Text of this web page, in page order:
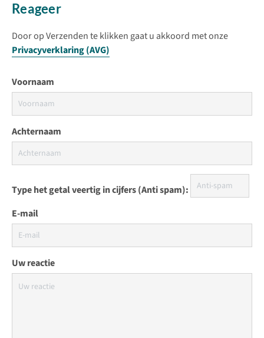
Reageer
Door op Verzenden te klikken gaat u akkoord met onze
Privacyverklaring (AVG)
Voornaam
Achternaam
Type het getal veertig in cijfers (Anti spam):
E-mail
Uw reactie